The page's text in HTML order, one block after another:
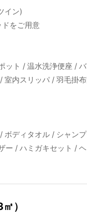
イン)
をご用意
ット / 温水洗浄便座 /
内スリッパ / 羽毛掛
ディタオル / シャン
ー / ハミガキセット /
）